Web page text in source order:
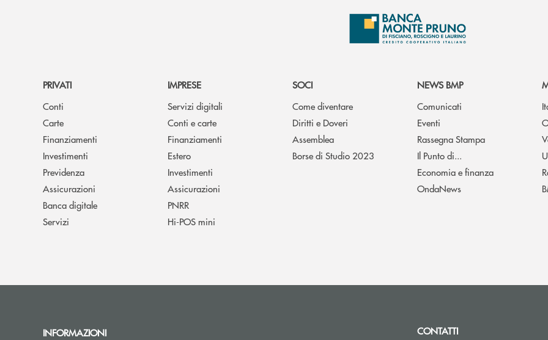
PRIVATI
Conti
Carte
Finanziamenti
Investimenti
Previdenza
Assicurazioni
Banca digitale
Servizi
IMPRESE
Servizi digitali
Conti e carte
Finanziamenti
Estero
Investimenti
Assicurazioni
PNRR
Hi-POS mini
SOCI
Come diventare
Diritti e Doveri
Assemblea
Borse di Studio 2023
NEWS BMP
Comunicati
Eventi
Rassegna Stampa
Il Punto di...
Economia e finanza
OndaNews
INFORMAZIONI
CONTATTI